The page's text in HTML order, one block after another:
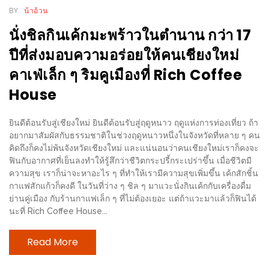
น้า
อ้วน
น้า
ชวน
คุย
นโยบาย
ความ
เป็น
ส่วน
ตัว
BY น้าอ้วน
นั่งชิลกินเค้กมะพร้าวในตำนาน กว่า 17
ปีที่ส่งมอบความอร่อยให้คนเชียงใหม่
คาเฟ่เล็ก ๆ ริมคูเมืองที่ Rich Coffee
House
ยินดีต้อนรับสู่เชียงใหม่ ยินดีต้อนรับสู่ฤดูหนาว ฤดูแห่งการท่องเที่ยว ถ้า
อยากมาสัมผัสกับธรรมชาติในช่วงฤดูหนาวหนึ่งในจังหวัดที่หลาย ๆ คน
คิดถึงก็คงไม่พ้นจังหวัดเชียงใหม่ และแน่นอนว่าคนเชียงใหม่เราก็คงจะ
ฟินกับอากาศที่เย็นลงทำให้รู้สึกว่าชีวิตกระปรี้กระเปร่าขึ้น เมื่อชีวิตมี
ความสุข เราก็น่าจะหาอะไร ๆ ที่ทำให้เรามีความสุขเพิ่มขึ้น เค้กสักชิ้น
กาแฟสักแก้วก็คงดี ในวันที่ว่าง ๆ ชิล ๆ มาแวะนั่งกินเค้กกับเครื่องดื่ม
ย่านคู่เมือง กับร้านกาแฟเล็ก ๆ ที่ไม่ต้องเยอะ แต่ถ้าแวะมาแล้วก็ฟินได้
นะที่ Rich Coffee House...
Read More